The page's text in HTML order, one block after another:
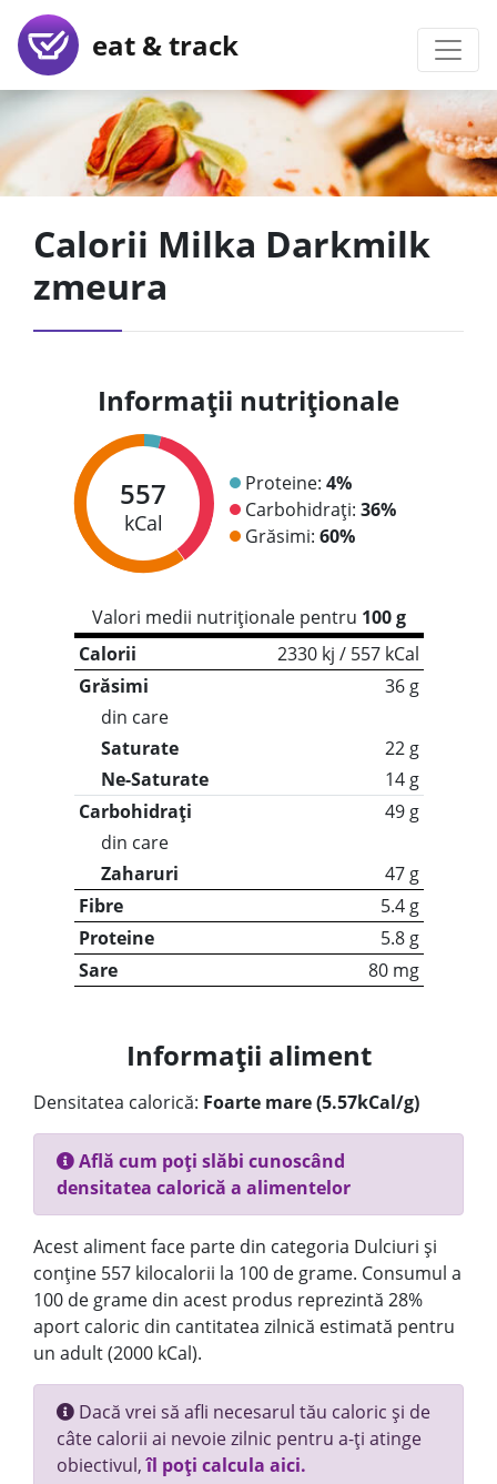
eat & track
Calorii Milka Darkmilk
zmeura
Informații nutriționale
557
kCal
Proteine: 4%
Carbohidrați: 36%
Grăsimi: 60%
Valori medii nutriționale pentru 100 g
Calorii
2330 kj / 557 kCal
Grăsimi
36 g
din care
Saturate
22 g
Ne-Saturate
14 g
Carbohidrați
49 g
din care
Zaharuri
47 g
Fibre
5.4 g
Proteine
5.8 g
Sare
80 mg
Informații aliment
Densitatea calorică: Foarte mare (5.57kCal/g)
Află cum poți slăbi cunoscând
densitatea calorică a alimentelor
Acest aliment face parte din categoria Dulciuri și
conține 557 kilocalorii la 100 de grame. Consumul a
100 de grame din acest produs reprezintă 28%
aport caloric din cantitatea zilnică estimată pentru
un adult (2000 kCal).
Dacă vrei să afli necesarul tău caloric și de
câte calorii ai nevoie zilnic pentru a-ți atinge
obiectivul,îl poți calcula aici.